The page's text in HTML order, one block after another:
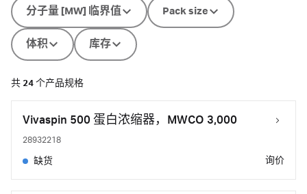
分子量 [MW] 临界值 Pack size
体积 库存
共 24 个产品规格
Vivaspin 500 蛋白浓缩器，MWCO 3,000
28932218
缺货 询价